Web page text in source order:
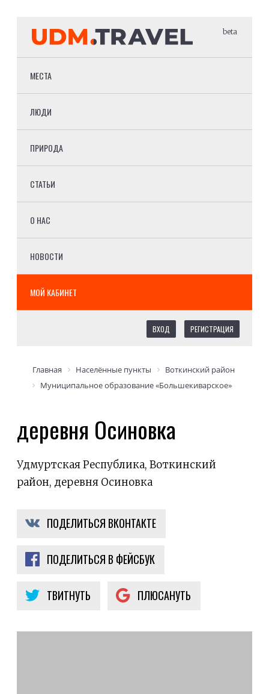
beta
МЕСТА
ЛЮДИ
ПРИРОДА
СТАТЬИ
О НАС
НОВОСТИ
МОЙ КАБИНЕТ
ВХОД РЕГИСТРАЦИЯ
Главная Населённые пункты
Воткинский район
Муниципальное образование «Большекиварское»
деревня Осиновка
Удмуртская Республика, Воткинский
район, деревня Осиновка
ПОДЕЛИТЬСЯ ВКОНТАКТЕ
ПОДЕЛИТЬСЯ В ФЕЙСБУК
ТВИТНУТЬ ПЛЮСАНУТЬ